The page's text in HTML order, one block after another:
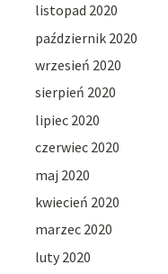
listopad 2020
październik 2020
wrzesień 2020
sierpień 2020
lipiec 2020
czerwiec 2020
maj 2020
kwiecień 2020
marzec 2020
luty 2020